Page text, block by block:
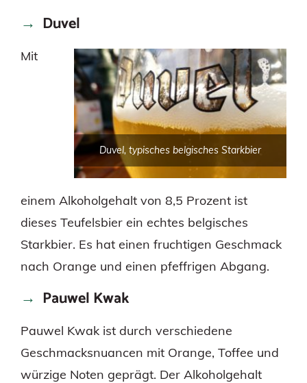
Duvel
Duvel, typisches belgisches Starkbier
Mit
einem Alkoholgehalt von 8,5 Prozent ist
dieses Teufelsbier ein echtes belgisches
Starkbier. Es hat einen fruchtigen Geschmack
nach Orange und einen pfeffrigen Abgang.
Pauwel Kwak
Pauwel Kwak ist durch verschiedene
Geschmacksnuancen mit Orange, Toffee und
würzige Noten geprägt. Der Alkoholgehalt